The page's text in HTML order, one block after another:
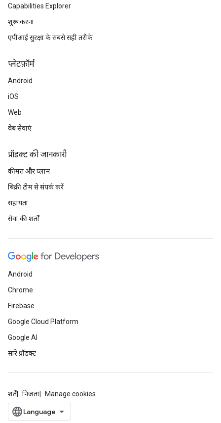
Capabilities Explorer
शुरू करना
एपीआई सुरक्षा के सबसे सही तरीके
प्‍लेटफ़ॉर्म
Android
iOS
Web
वेब सेवाएं
प्रॉडक्ट की जानकारी
कीमत और प्लान
बिक्री टीम से संपर्क करें
सहायता
सेवा की शर्तों
Android
Chrome
Firebase
Google Cloud Platform
Google AI
सारे प्रॉडक्ट
शर्तें निजता Manage cookies